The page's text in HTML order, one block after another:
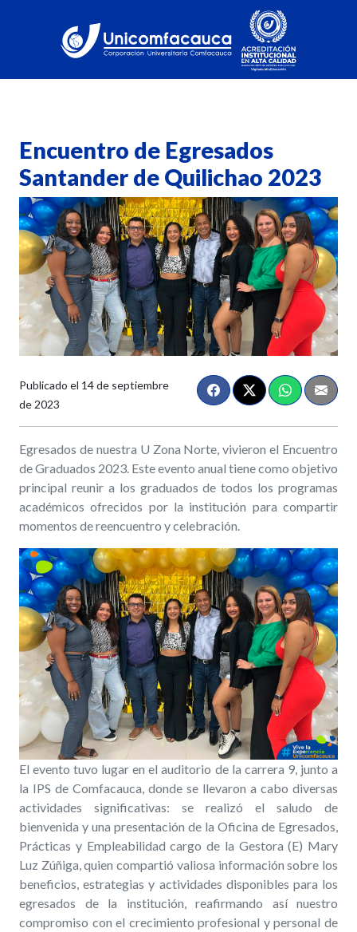
Encuentro de Egresados
Santander de Quilichao 2023
Publicado el 14 de septiembre
de 2023
Egresados de nuestra U Zona Norte, vivieron el Encuentro
de Graduados 2023. Este evento anual tiene como objetivo
principal reunir a los graduados de todos los programas
académicos ofrecidos por la institución para compartir
momentos de reencuentro y celebración.
El evento tuvo lugar en el auditorio de la carrera 9, junto a
la IPS de Comfacauca, donde se llevaron a cabo diversas
actividades significativas: se realizó el saludo de
bienvenida y una presentación de la Oficina de Egresados,
Prácticas y Empleabilidad cargo de la Gestora (E) Mary
Luz Zúñiga, quien compartió valiosa información sobre los
beneficios, estrategias y actividades disponibles para los
egresados de la institución, reafirmando así nuestro
compromiso con el crecimiento profesional y personal de